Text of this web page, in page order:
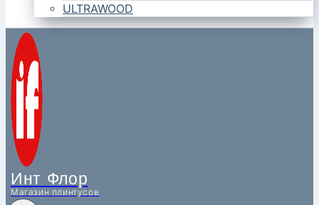
ULTRAWOOD
Инт Флор
Магазин плинтусов